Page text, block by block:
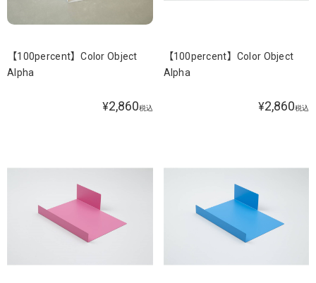
【100percent】Color Object
Alpha
¥2,860税込
【100percent】Color Object
Alpha
¥2,860税込